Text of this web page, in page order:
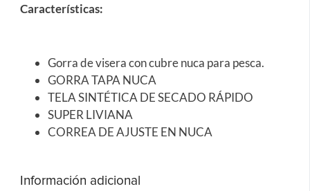
Características:
Gorra de visera con cubre nuca para pesca.
GORRA TAPA NUCA
TELA SINTÉTICA DE SECADO RÁPIDO
SUPER LIVIANA
CORREA DE AJUSTE EN NUCA
Información adicional